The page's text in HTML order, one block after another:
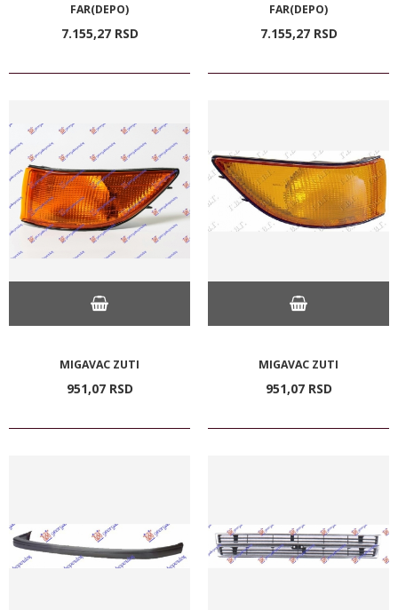
FAR(DEPO)
7.155,27 RSD
FAR(DEPO)
7.155,27 RSD
MIGAVAC ZUTI
951,07 RSD
MIGAVAC ZUTI
951,07 RSD